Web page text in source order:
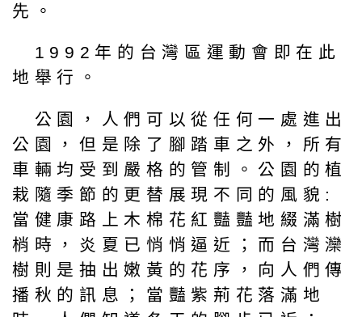
先。
1992年的台灣區運動會即在此
地舉行。
公園，人們可以從任何一處進出
公園，但是除了腳踏車之外，所有
車輛均受到嚴格的管制。公園的植
栽隨季節的更替展現不同的風貌:
當健康路上木棉花紅豔豔地綴滿樹
梢時，炎夏已悄悄逼近；而台灣灤
樹則是抽出嫩黃的花序，向人們傳
播秋的訊息；當豔紫荊花落滿地